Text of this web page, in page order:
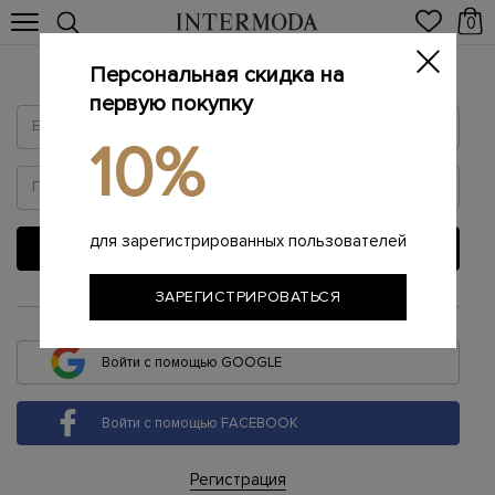
0
Войти
ВОЙТИ
или
Войти с помощью GOOGLE
Войти с помощью FACEBOOK
Регистрация
Персональная скидка на
первую покупку
10%
для зарегистрированных пользователей
ЗАРЕГИСТРИРОВАТЬСЯ